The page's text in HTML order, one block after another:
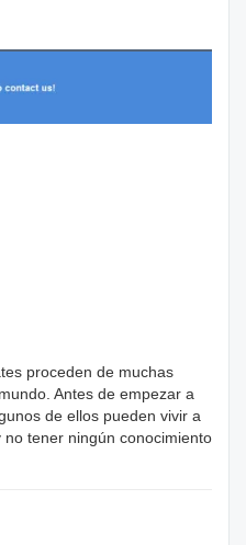
proceden de muchas
Antes de empezar a
de ellos pueden vivir a
tener ningún conocimiento